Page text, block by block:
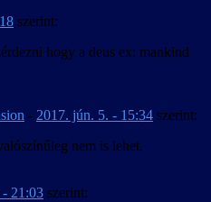
szerint:
hogy a deus ex: mankind
- 2017. jún. 5. - 15:34 szerint:
nem is lehet.
21:03 szerint: